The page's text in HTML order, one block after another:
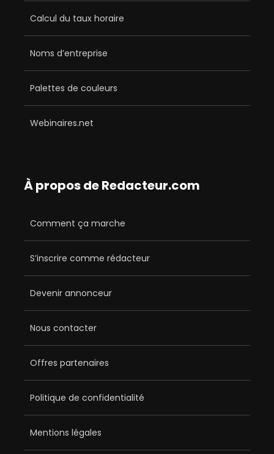
Calcul du taux horaire
Noms d’entreprise
Palettes de couleurs
Webinaires.net
À propos de Redacteur.com
Comment ça marche
S’inscrire comme rédacteur
Devenir annonceur
Nous contacter
Offres partenaires
Politique de confidentialité
Mentions légales